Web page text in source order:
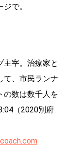
で。
主宰。治療家と
て、市民ランナ
の数は数千人を
（2020別府